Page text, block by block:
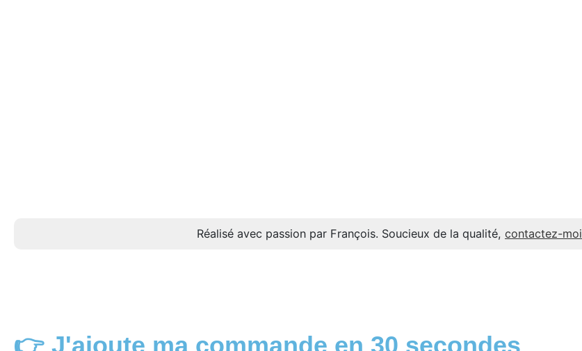
Réalisé avec passion par François. Soucieux de la qualité, contactez-moi
👉 J'ajoute ma commande en 30 secondes